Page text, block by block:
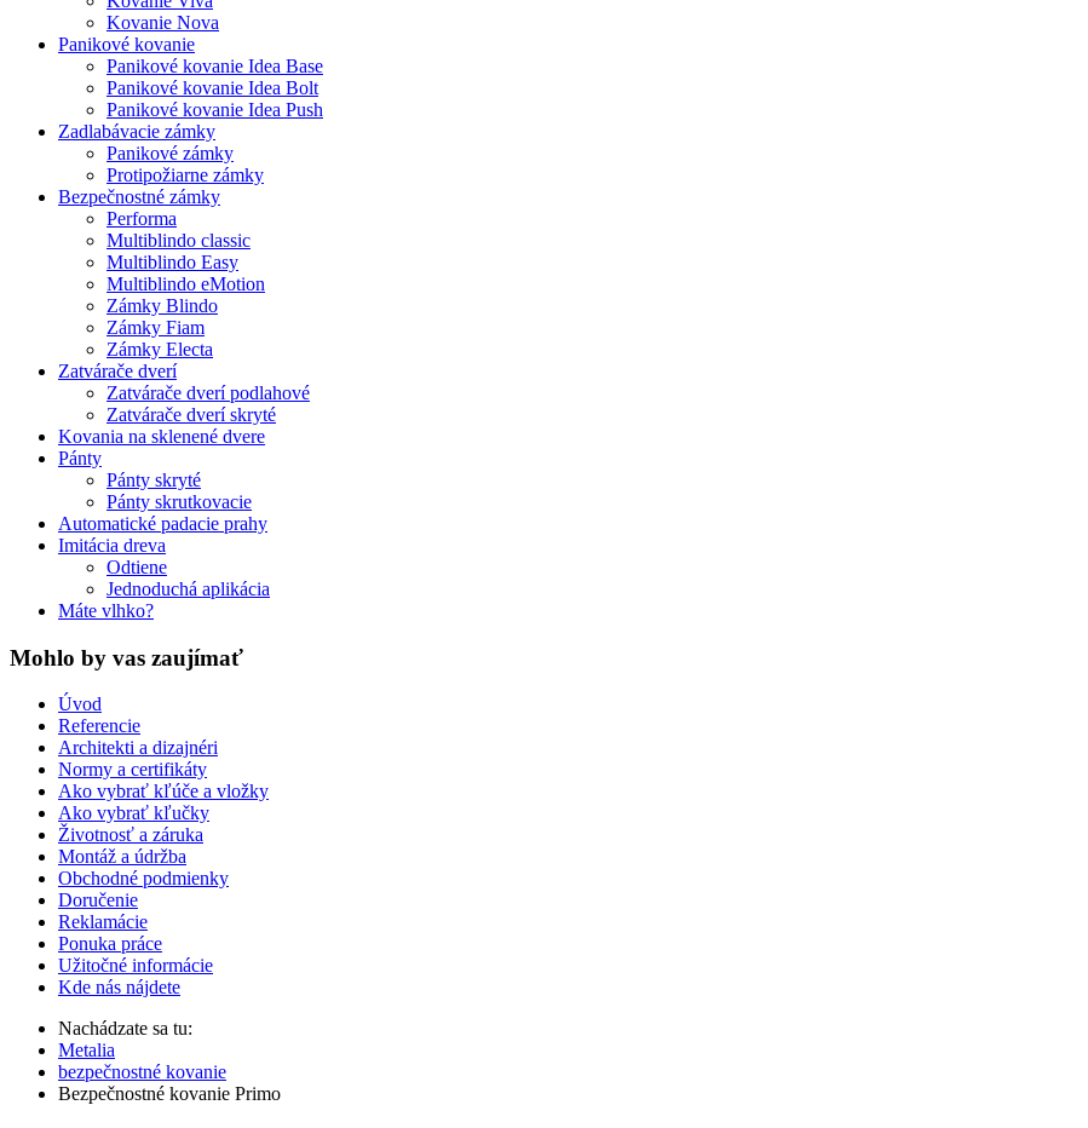
Kovanie Nova
Panikové kovanie
Panikové kovanie Idea Base
Panikové kovanie Idea Bolt
Panikové kovanie Idea Push
Zadlabávacie zámky
Panikové zámky
Protipožiarne zámky
Bezpečnostné zámky
Performa
Multiblindo classic
Multiblindo Easy
Multiblindo eMotion
Zámky Blindo
Zámky Fiam
Zámky Electa
Zatvárače dverí
Zatvárače dverí podlahové
Zatvárače dverí skryté
Kovania na sklenené dvere
Pánty
Pánty skryté
Pánty skrutkovacie
Automatické padacie prahy
Imitácia dreva
Odtiene
Jednoduchá aplikácia
Máte vlhko?
Mohlo by vas zaujímať
Úvod
Referencie
Architekti a dizajnéri
Normy a certifikáty
Ako vybrať kľúče a vložky
Ako vybrať kľučky
Životnosť a záruka
Montáž a údržba
Obchodné podmienky
Doručenie
Reklamácie
Ponuka práce
Užitočné informácie
Kde nás nájdete
Nachádzate sa tu:
Metalia
bezpečnostné kovanie
Bezpečnostné kovanie Primo